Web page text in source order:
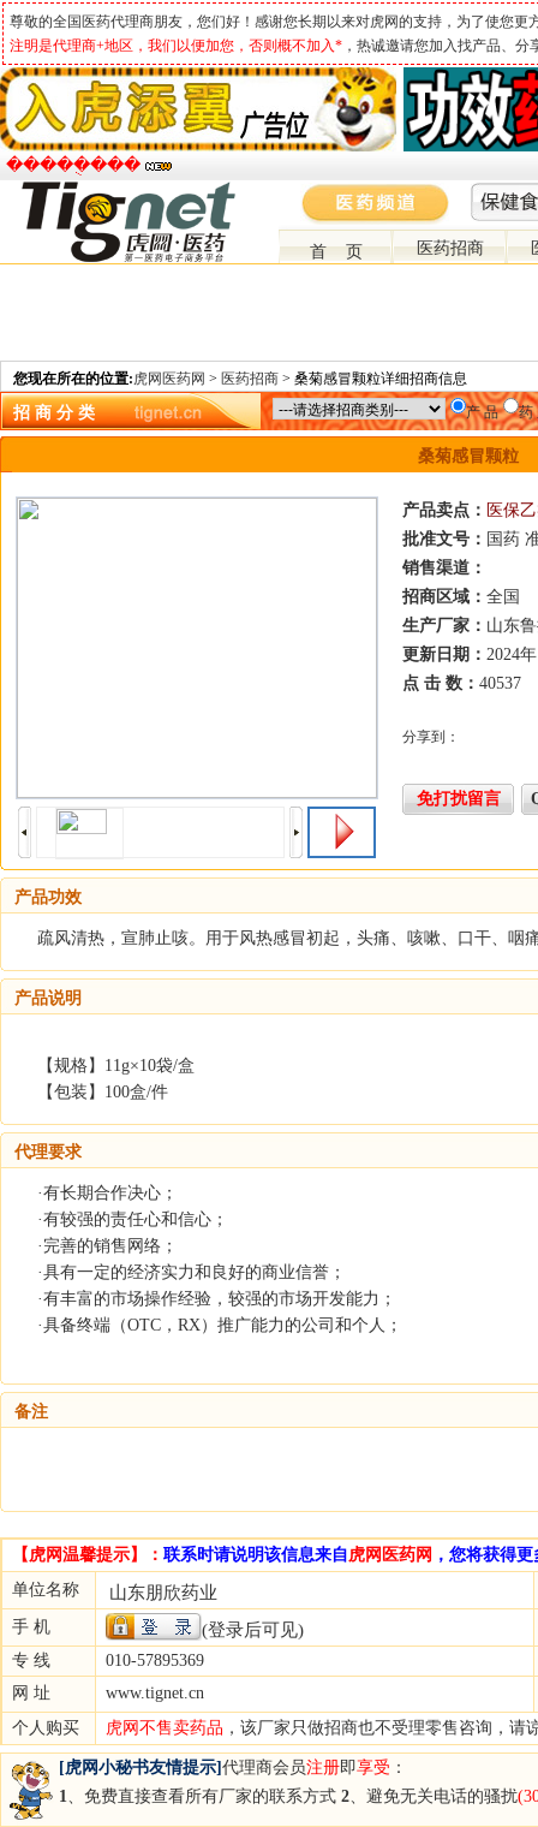
尊敬的全国医药代理商朋友，您们好！感谢您长期以来对虎网的支持，为了使您更
注明是代理商+地区，我们以便加您，否则概不加入* ，热诚邀请您加入找产品、
�����ֻ���
首 页 医药招商
您现在所在的位置:虎网医药网 > 医药招商 > 桑菊感冒颗粒详细招商信息
招 商 分 类 产 品 药
桑菊感冒颗粒
产品卖点： 医保
批准文号： 国药
销售渠道：
招商区域： 全国
生产厂家： 山东
更新日期： 2024
点 击 数： 40537
分享到：
免打扰留言
产品功效
疏风清热，宣肺止咳。用于风热感冒初起，头痛、咳嗽、口干、咽
产品说明
【规格】11g×10袋/盒
【包装】100盒/件
代理要求
·有长期合作决心；
·有较强的责任心和信心；
·完善的销售网络；
·具有一定的经济实力和良好的商业信誉；
·有丰富的市场操作经验，较强的市场开发能力；
·具备终端（OTC，RX）推广能力的公司和个人；
备注
【虎网温馨提示】： 联系时请说明该信息来自虎网医药网 ，您将获得
单位名称
山东朋欣药业
手 机 (登录后可见)
专 线
010-57895369
网 址
www.tignet.cn
个人购买
虎网不售卖药品 ，该厂家只做招商也不受理零售咨询，请
[虎网小秘书友情提示] 代理商会员注册即享受 ：
1、免费直接查看所有厂家的联系方式 2、避免无关电话的骚扰